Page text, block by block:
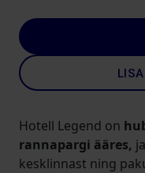
Hotell Legend on
rannapargi ääres,
kesklinnast ning